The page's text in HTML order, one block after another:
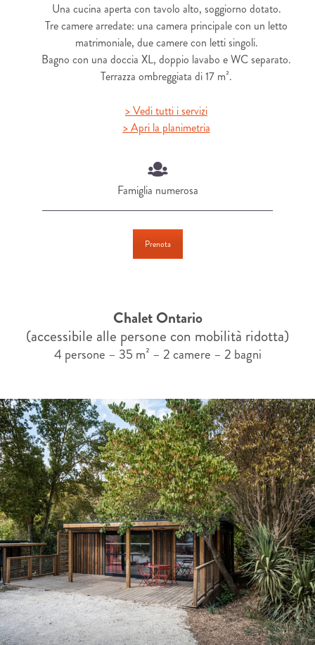
Una cucina aperta con tavolo alto, soggiorno dotato.
Tre camere arredate: una camera principale con un letto
matrimoniale, due camere con letti singoli.
Bagno con una doccia XL, doppio lavabo e WC separato.
Terrazza ombreggiata di 17 m².
> Vedi tutti i servizi
> Apri la planimetria
Famiglia numerosa
Prenota
Chalet Ontario
(accessibile alle persone con mobilità ridotta)
4 persone – 35 m² – 2 camere – 2 bagni